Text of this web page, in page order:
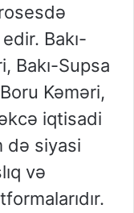
Bakı-
Bakı-Supsa
Kəməri,
iqtisadi
də siyasi
və